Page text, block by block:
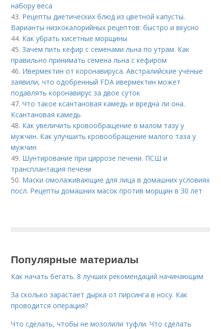
набору веса
43. Рецепты диетических блюд из цветной капусты.
Варианты низкокалорийных рецептов: быстро и вкусно
44. Как убрать кисетные морщины
45.Зачем пить кефир с семенами льна по утрам. Как
правильно принимать семена льна с кефиром
46. Ивермектин от коронавируса. Австралийские учёные
заявили, что одобренный FDA ивермектин может
подавлять коронавирус за двое суток
47.Что такое ксантановая камедь и вредна ли она.
Ксантановая камедь
48. Как увеличить кровообращение в малом тазу у
мужчин. Как улучшить кровообращение малого таза у
мужчин
49. Шунтирование при циррозе печени. ПСШ и
трансплантация печени
50. Маски омолаживающие для лица в домашних условиях
посл. Рецепты домашних масок против морщин в 30 лет
Популярные материалы
Как начать бегать. 8 лучших рекомендаций начинающим
За сколько зарастает дырка от пирсинга в носу. Как
проводится операция?
Что сделать, чтобы не мозолили туфли. Что сделать